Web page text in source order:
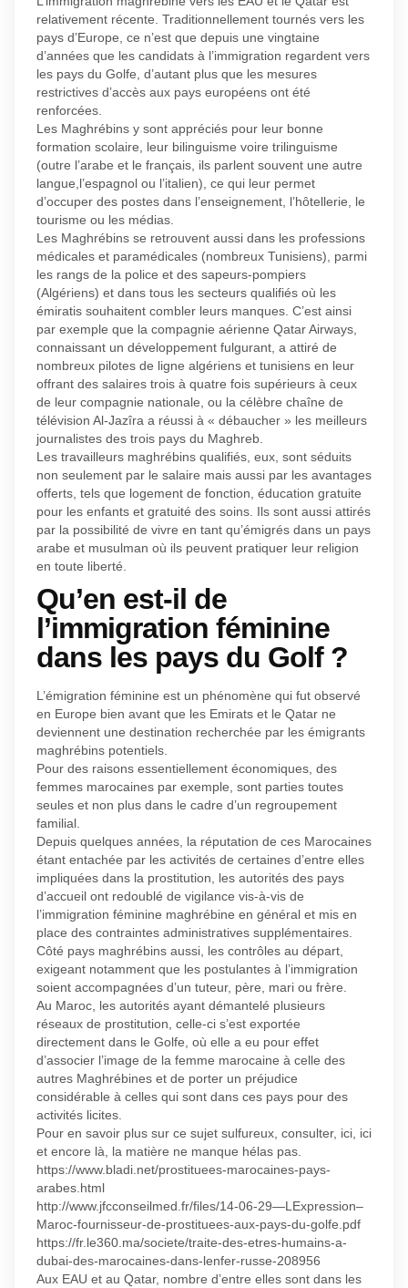
relativement récente. Traditionnellement tournés vers les
pays d’Europe, ce n’est que depuis une vingtaine
d’années que les candidats à l’immigration regardent vers
les pays du Golfe, d’autant plus que les mesures
restrictives d’accès aux pays européens ont été
renforcées.
Les Maghrébins y sont appréciés pour leur bonne
formation scolaire, leur bilinguisme voire trilinguisme
(outre l’arabe et le français, ils parlent souvent une autre
langue,l’espagnol ou l’italien), ce qui leur permet
d’occuper des postes dans l’enseignement, l’hôtellerie, le
tourisme ou les médias.
Les Maghrébins se retrouvent aussi dans les professions
médicales et paramédicales (nombreux Tunisiens), parmi
les rangs de la police et des sapeurs-pompiers
(Algériens) et dans tous les secteurs qualifiés où les
émiratis souhaitent combler leurs manques. C’est ainsi
par exemple que la compagnie aérienne Qatar Airways,
connaissant un développement fulgurant, a attiré de
nombreux pilotes de ligne algériens et tunisiens en leur
offrant des salaires trois à quatre fois supérieurs à ceux
de leur compagnie nationale, ou la célèbre chaîne de
télévision Al-Jazîra a réussi à « débaucher » les meilleurs
journalistes des trois pays du Maghreb.
Les travailleurs maghrébins qualifiés, eux, sont séduits
non seulement par le salaire mais aussi par les avantages
offerts, tels que logement de fonction, éducation gratuite
pour les enfants et gratuité des soins. Ils sont aussi attirés
par la possibilité de vivre en tant qu’émigrés dans un pays
arabe et musulman où ils peuvent pratiquer leur religion
en toute liberté.
Qu’en est-il de
l’immigration féminine
dans les pays du Golf ?
L’émigration féminine est un phénomène qui fut observé
en Europe bien avant que les Emirats et le Qatar ne
deviennent une destination recherchée par les émigrants
maghrébins potentiels.
Pour des raisons essentiellement économiques, des
femmes marocaines par exemple, sont parties toutes
seules et non plus dans le cadre d’un regroupement
familial.
Depuis quelques années, la réputation de ces Marocaines
étant entachée par les activités de certaines d’entre elles
impliquées dans la prostitution, les autorités des pays
d’accueil ont redoublé de vigilance vis-à-vis de
l’immigration féminine maghrébine en général et mis en
place des contraintes administratives supplémentaires.
Côté pays maghrébins aussi, les contrôles au départ,
exigeant notamment que les postulantes à l’immigration
soient accompagnées d’un tuteur, père, mari ou frère.
Au Maroc, les autorités ayant démantelé plusieurs
réseaux de prostitution, celle-ci s’est exportée
directement dans le Golfe, où elle a eu pour effet
d’associer l’image de la femme marocaine à celle des
autres Maghrébines et de porter un préjudice
considérable à celles qui sont dans ces pays pour des
activités licites.
Pour en savoir plus sur ce sujet sulfureux, consulter, ici, ici
et encore là, la matière ne manque hélas pas.
https://www.bladi.net/prostituees-marocaines-pays-
arabes.html
http://www.jfcconseilmed.fr/files/14-06-29—LExpression–
Maroc-fournisseur-de-prostituees-aux-pays-du-golfe.pdf
https://fr.le360.ma/societe/traite-des-etres-humains-a-
dubai-des-marocaines-dans-lenfer-russe-208956
Aux EAU et au Qatar, nombre d’entre elles sont dans les